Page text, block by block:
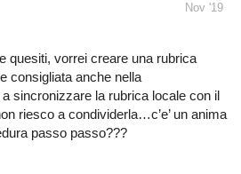
Nov '19
quesiti, vorrei creare una rubrica
consigliata anche nella
sincronizzare la rubrica locale con il
riesco a condividerla…c’e’ un anima
passo passo???